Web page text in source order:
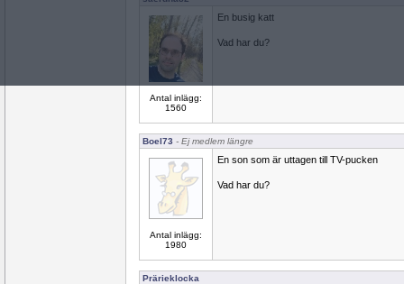
Antal inlägg:
1560
En busig katt
Vad har du?
Boel73 - Ej medlem längre
Antal inlägg:
1980
En son som är uttagen till TV-pucken
Vad har du?
Prärieklocka